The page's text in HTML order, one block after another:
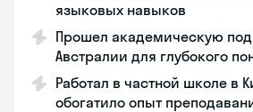
языковых навыков
Прошел академическую
Австралии для глубокого
Работал в частной школе в
обогатило опыт